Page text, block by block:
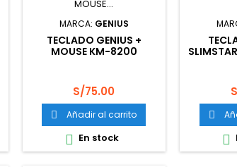
MARCA: GENIUS
TECLADO GENIUS +
MOUSE KM-8200
Precio
S/75.00
 Añadir al carrito
 En stock

